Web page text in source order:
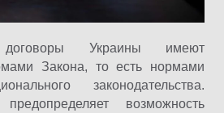
договоры Украины имеют
Закона, то есть нормами
законодательства.
возможность